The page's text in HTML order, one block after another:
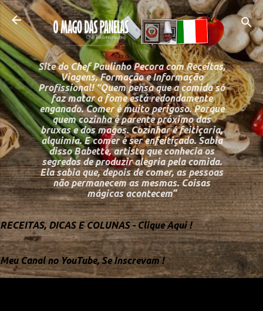
Pular para o
Site do Chef Paulinho Pecora com Receitas,
Viagens, Formação e Informação
Profissional! “Quem pensa que a comida só
faz matar a fome está redondamente
enganado. Comer é muito perigoso. Porque
quem cozinha é parente próximo das
bruxas e dos magos. Cozinhar é feitiçaria,
alquimia. E comer é ser enfeitiçado. Sabia
disso Babette, artista que conhecia os
segredos de produzir alegria pela comida.
Ela sabia que, depois de comer, as pessoas
não permanecem as mesmas. Coisas
mágicas acontecem”
RECEITAS, DICAS E COLUNAS - Clique Aqui !
Meu Canal no YouTube, Se Inscrevam !